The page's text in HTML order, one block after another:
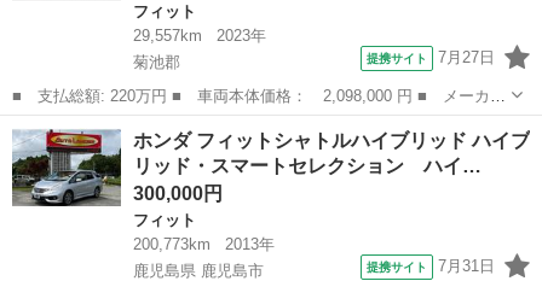
フィット
29,557km
2023年
菊池郡
提携サイト 7月27日
■ 支払総額: 220万円 ■ 車両本体価格： 2,098,000 円 ■ メーカー
名： ホンダ ■ 車種名： フィット ■ グレード名： ｅ：ＨＥＶ
ＲＳ ＨｏｎｄａＣＯＮＮＥＣＴディスプレイ Ｂｌｕｅｔｏｏｔｈ
接続可 バ...
熊本 菊池郡 フィット
ホンダ フィットシャトルハイブリッド ハイブ
リッド・スマートセレクション ハイ…
300,000円
フィット
200,773km
2013年
鹿児島県 鹿児島市
提携サイト 7月31日